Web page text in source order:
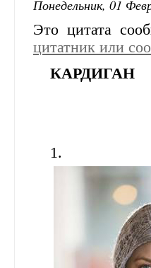
Понедельник, 01
Это цитата
цитатник или
КАРДИГАН
1.